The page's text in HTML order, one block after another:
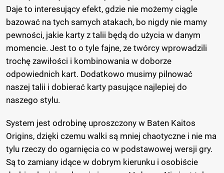
Daje to interesujący efekt, gdzie nie możemy ciągle
bazować na tych samych atakach, bo nigdy nie mamy
pewności, jakie karty z talii będą do użycia w danym
momencie. Jest to o tyle fajne, ze twórcy wprowadzili
trochę zawiłości i kombinowania w doborze
odpowiednich kart. Dodatkowo musimy pilnować
naszej talii i dobierać karty pasujące najlepiej do
naszego stylu.
System jest odrobinę uproszczony w Baten Kaitos
Origins, dzięki czemu walki są mniej chaotyczne i nie ma
tylu rzeczy do ogarnięcia co w podstawowej wersji gry.
Są to zamiany idące w dobrym kierunku i osobiście